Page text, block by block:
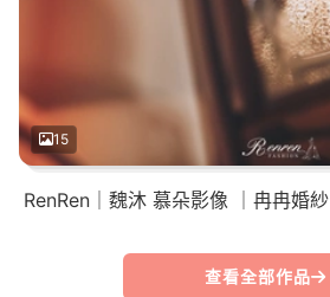
15
RenRen｜魏沐 慕朵影像 ｜冉冉婚紗
查看全部作品